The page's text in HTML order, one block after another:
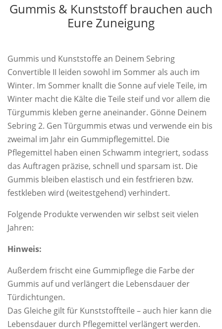
Gummis & Kunststoff brauchen auch
Eure Zuneigung
Gummis und Kunststoffe an Deinem Sebring
Convertible II leiden sowohl im Sommer als auch im
Winter. Im Sommer knallt die Sonne auf viele Teile, im
Winter macht die Kälte die Teile steif und vor allem die
Türgummis kleben gerne aneinander. Gönne Deinem
Sebring 2. Gen Türgummis etwas und verwende ein bis
zweimal im Jahr ein Gummipflegemittel. Die
Pflegemittel haben einen Schwamm integriert, sodass
das Auftragen präzise, schnell und sparsam ist. Die
Gummis bleiben elastisch und ein festfrieren bzw.
festkleben wird (weitestgehend) verhindert.
Folgende Produkte verwenden wir selbst seit vielen
Jahren:
Hinweis:
Außerdem frischt eine Gummipflege die Farbe der
Gummis auf und verlängert die Lebensdauer der
Türdichtungen.
Das Gleiche gilt für Kunststoffteile – auch hier kann die
Lebensdauer durch Pflegemittel verlängert werden.